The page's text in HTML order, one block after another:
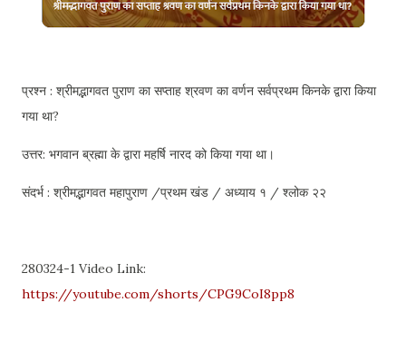
प्रश्न : श्रीमद्भागवत पुराण का सप्ताह श्रवण का वर्णन सर्वप्रथम किनके द्वारा किया
गया था?
उत्तर: भगवान ब्रह्मा के द्वारा महर्षि नारद को किया गया था।
संदर्भ : श्रीमद्भागवत महापुराण /प्रथम खंड / अध्याय १ / श्लोक २२
280324-1 Video Link:
https://youtube.com/shorts/CPG9CoI8pp8